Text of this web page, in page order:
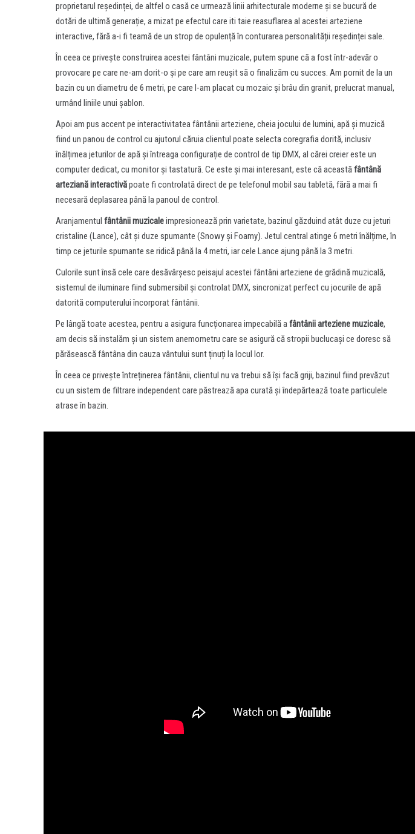
proprietarul reședinței, de altfel o casă ce urmează linii arhitecturale moderne și se bucură de
dotări de ultimă generație, a mizat pe efectul care iti taie reasuflarea al acestei arteziene
interactive, fără a-i fi teamă de un strop de opulență în conturarea personalității reședinței sale.
În ceea ce privește construirea acestei fântâni muzicale, putem spune că a fost într-adevăr o
provocare pe care ne-am dorit-o și pe care am reușit să o finalizăm cu succes. Am pornit de la un
bazin cu un diametru de 6 metri, pe care l-am placat cu mozaic și brâu din granit, prelucrat manual,
urmând liniile unui șablon.
Apoi am pus accent pe interactivitatea fântânii arteziene, cheia jocului de lumini, apă și muzică
fiind un panou de control cu ajutorul căruia clientul poate selecta coregrafia dorită, inclusiv
înălțimea jeturilor de apă și întreaga configurație de control de tip DMX, al cărei creier este un
computer dedicat, cu monitor și tastatură. Ce este și mai interesant, este că aceastăfântână
arteziană interactivăpoate fi controlată direct de pe telefonul mobil sau tabletă, fără a mai fi
necesară deplasarea până la panoul de control.
Aranjamentul fântânii muzicaleimpresionează prin varietate, bazinul găzduind atât duze cu jeturi
cristaline (Lance), cât și duze spumante (Snowy și Foamy). Jetul central atinge 6 metri înălțime, în
timp ce jeturile spumante se ridică până la 4 metri, iar cele Lance ajung până la 3 metri.
Culorile sunt însă cele care desăvârșesc peisajul acestei fântâni arteziene de grădină muzicală,
sistemul de iluminare fiind submersibil și controlat DMX, sincronizat perfect cu jocurile de apă
datorită computerului încorporat fântânii.
Pe lângă toate acestea, pentru a asigura funcționarea impecabilă afântânii arteziene muzicale,
am decis să instalăm și un sistem anemometru care se asigură că stropii buclucași ce doresc să
părăsească fântâna din cauza vântului sunt ținuți la locul lor.
În ceea ce privește întreținerea fântânii, clientul nu va trebui să își facă griji, bazinul fiind prevăzut
cu un sistem de filtrare independent care păstrează apa curată și îndepărtează toate particulele
atrase în bazin.